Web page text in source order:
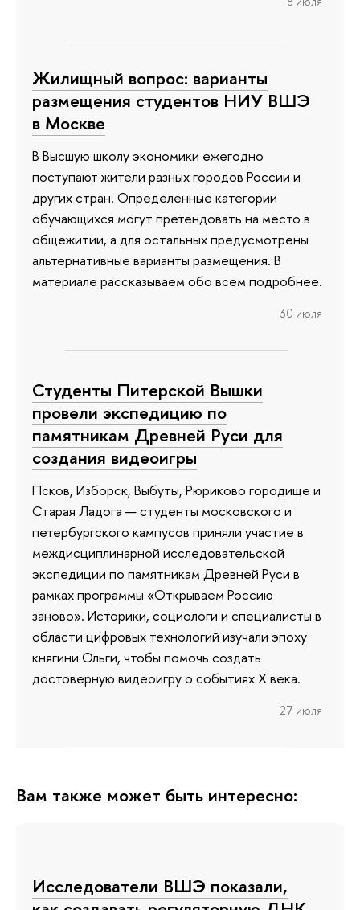
Жилищный вопрос: варианты
размещения студентов НИУ ВШЭ
в Москве
В Высшую школу экономики ежегодно
поступают жители разных городов России и
других стран. Определенные категории
обучающихся могут претендовать на место в
общежитии, а для остальных предусмотрены
альтернативные варианты размещения. В
материале рассказываем обо всем подробнее.
30 июля
Студенты Питерской Вышки
провели экспедицию по
памятникам Древней Руси для
создания видеоигры
Псков, Изборск, Выбуты, Рюриково городище и
Старая Ладога — студенты московского и
петербургского кампусов приняли участие в
междисциплинарной исследовательской
экспедиции по памятникам Древней Руси в
рамках программы «Открываем Россию
заново». Историки, социологи и специалисты в
области цифровых технологий изучали эпоху
княгини Ольги, чтобы помочь создать
достоверную видеоигру о событиях X века.
27 июля
Вам также может быть интересно:
Исследователи ВШЭ показали,